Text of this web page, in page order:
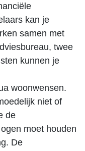
kan je
samen met
twee
kunnen je
woonwensen.
niet of
de
moet houden
De